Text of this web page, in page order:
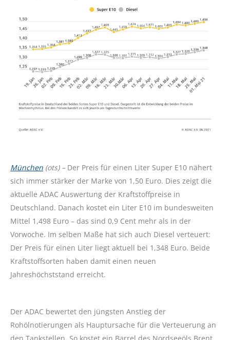
München (ots) – Der Preis für einen Liter Super E10 nähert
sich immer stärker der Marke von 1,50 Euro. Dies zeigt die
aktuelle ADAC Auswertung der Kraftstoffpreise in
Deutschland. Danach kostet ein Liter E10 im bundesweiten
Mittel 1,498 Euro – das sind 0,9 Cent mehr als in der
Vorwoche. Im selben Maße hat sich auch Diesel verteuert:
Der Preis für einen Liter liegt aktuell bei 1,348 Euro. Beide
Kraftstoffsorten haben damit einen neuen
Jahreshöchststand erreicht.
Der ADAC bewertet den jüngsten Anstieg der
Rohölnotierungen als Hauptursache für die Verteuerung an
den Tankstellen. So kostet ein Barrel des Nordseeöls Brent